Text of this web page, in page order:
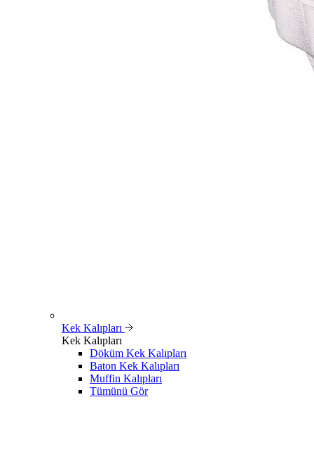
Kek Kalıpları
Kek Kalıpları
Döküm Kek Kalıpları
Baton Kek Kalıpları
Muffin Kalıpları
Tümünü Gör